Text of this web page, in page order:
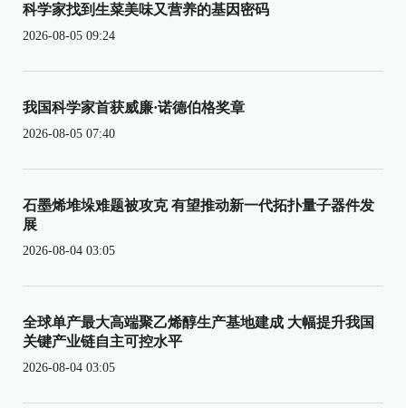
科学家找到生菜美味又营养的基因密码
2026-08-05 09:24
我国科学家首获威廉·诺德伯格奖章
2026-08-05 07:40
石墨烯堆垛难题被攻克 有望推动新一代拓扑量子器件发
展
2026-08-04 03:05
全球单产最大高端聚乙烯醇生产基地建成 大幅提升我国
关键产业链自主可控水平
2026-08-04 03:05